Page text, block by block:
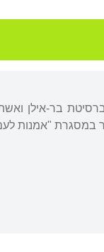
בר-אילן
במסגרת "אמנות